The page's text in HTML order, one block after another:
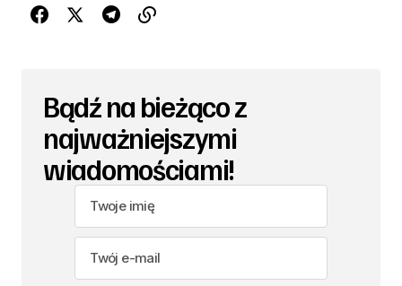
Bądź na bieżąco z
najważniejszymi
wiadomościami!